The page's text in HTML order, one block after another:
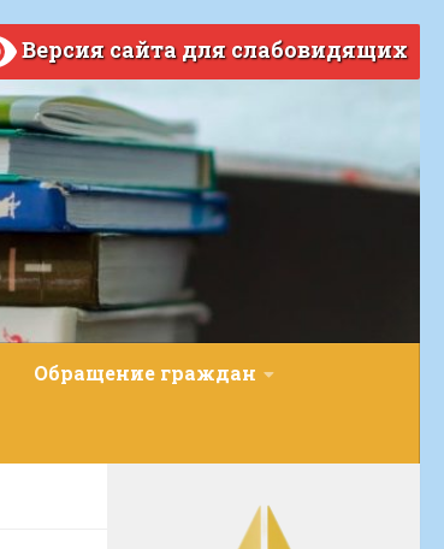
Версия сайта для слабовидящих
Обращение граждан